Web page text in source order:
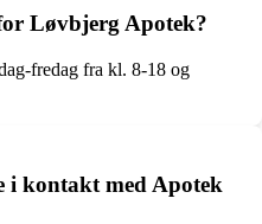
Løvbjerg Apotek?
fredag fra kl. 8-18 og
i kontakt med Apotek